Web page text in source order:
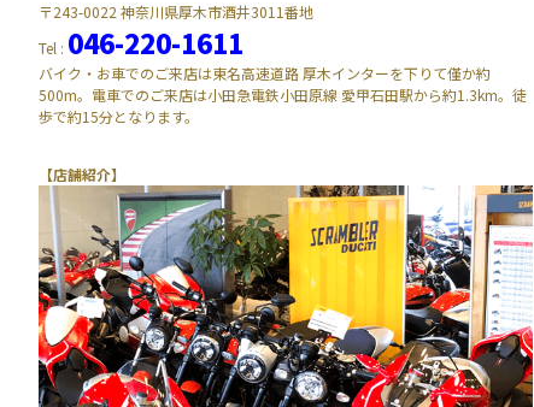
〒243-0022 神奈川県厚木市酒井3011番地
Tel : 046-220-1611
バイク・お車でのご来店は東名高速道路 厚木インターを下りて僅か約
500m。電車でのご来店は小田急電鉄小田原線 愛甲石田駅から約1.3km。徒
歩で約15分となります。
【店舗紹介】